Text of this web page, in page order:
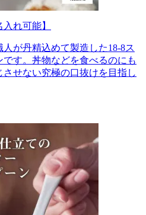
れ可能】
が丹精込めて製造した18-8ス
す。丼物などを食べるのにも
せない究極の口抜けを目指し